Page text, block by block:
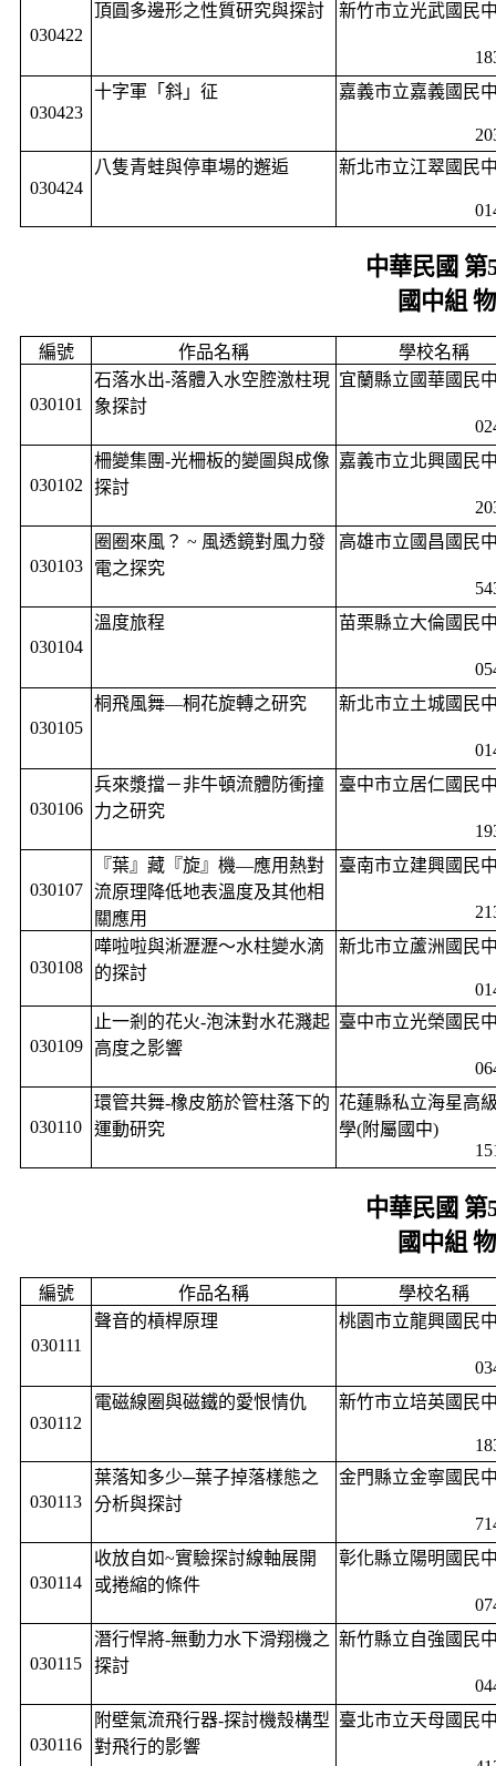
030422
頂圓多邊形之性質研究與探討 新竹市立光武國民
030423
十字軍「斜」征 嘉義市立嘉義國民
030424
八隻青蛙與停車場的邂逅 新北市立江翠國民
中華民國 第
國中組
編號 作品名稱 學校名稱
030101
石落水出-落體入水空腔激柱現
象探討
宜蘭縣立國華國民
030102
柵變集團-光柵板的變圖與成像
探討
嘉義市立北興國民
030103
圈圈來風？ ~ 風透鏡對風力發
電之探究
高雄市立國昌國民
030104
溫度旅程 苗栗縣立大倫國民
030105
桐飛風舞—桐花旋轉之研究 新北市立土城國民
030106
兵來漿擋－非牛頓流體防衝撞
力之研究
臺中市立居仁國民
030107
『葉』藏『旋』機—應用熱對
流原理降低地表溫度及其他相
關應用
臺南市立建興國民
030108
嘩啦啦與淅瀝瀝～水柱變水滴
的探討
新北市立蘆洲國民
030109
止一剎的花火-泡沫對水花濺起
高度之影響
臺中市立光榮國民
030110
環管共舞-橡皮筋於管柱落下的
運動研究
花蓮縣私立海星高
學(附屬國中)
中華民國 第
國中組
編號 作品名稱 學校名稱
030111
聲音的槓桿原理 桃園市立龍興國民
030112
電磁線圈與磁鐵的愛恨情仇 新竹市立培英國民
030113
葉落知多少─葉子掉落樣態之
分析與探討
金門縣立金寧國民
030114
收放自如~實驗探討線軸展開
或捲縮的條件
彰化縣立陽明國民
030115
潛行悍將-無動力水下滑翔機之
探討
新竹縣立自強國民
030116
附壁氣流飛行器-探討機殼構型
對飛行的影響
臺北市立天母國民